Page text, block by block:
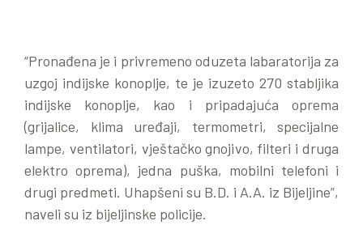
“Pronađena je i privremeno oduzeta labaratorija za
uzgoj indijske konoplje, te je izuzeto 270 stabljika
indijske konoplje, kao i pripadajuća oprema
(grijalice, klima uređaji, termometri, specijalne
lampe, ventilatori, vještačko gnojivo, filteri i druga
elektro oprema), jedna puška, mobilni telefoni i
drugi predmeti. Uhapšeni su B.D. i A.A. iz Bijeljine”,
naveli su iz bijeljinske policije.